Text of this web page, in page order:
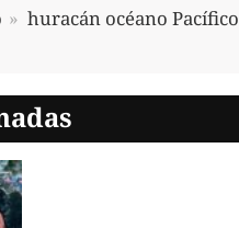
huracán océano Pacífico